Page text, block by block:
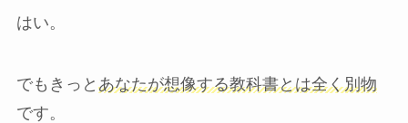
はい。
でもきっと あなたが想像する教科書とは全く別物
です。